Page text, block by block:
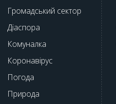
Громадський сектор
Діаспора
Комуналка
Коронавірус
Погода
Природа